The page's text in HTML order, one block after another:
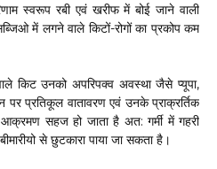
स्वरूप रबी एवं खरीफ में बोई जाने वाली
में लगने वाले किटों-रोगों का प्रकोप कम
किट उनको अपरिपक्व अवस्था जैसे प्यूपा,
पर प्रतिकूल वातावरण एवं उनके प्राक्रर्तिक
सहज हो जाता है अत: गर्मी में गहरी
से छुटकारा पाया जा सकता है ।